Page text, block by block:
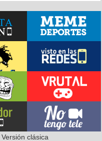
Versión clásica